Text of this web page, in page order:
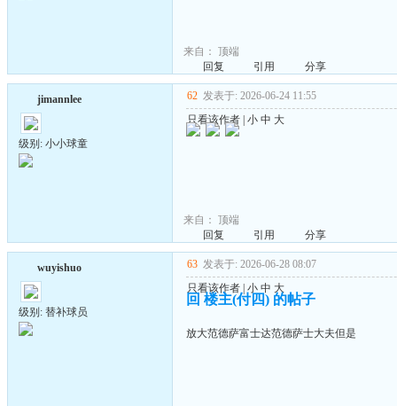
来自： 顶端
回复
引用 分享
jimannlee
级别: 小小球童
62 发表于: 2026-06-24 11:55
只看该作者 小 中 大
来自： 顶端
回复
引用 分享
wuyishuo
级别: 替补球员
63 发表于: 2026-06-28 08:07
只看该作者 小 中 大
回 楼主(付四) 的帖子
放大范德萨富士达范德萨士大夫但是